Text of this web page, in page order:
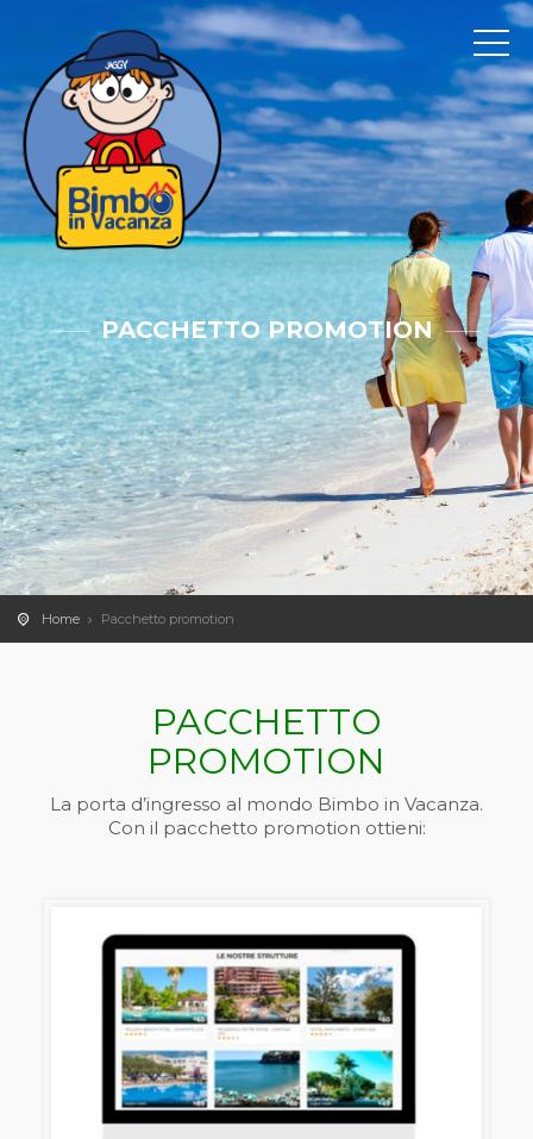
PACCHETTO PROMOTION
Home Pacchetto promotion
PACCHETTO
PROMOTION
La porta d’ingresso al mondo Bimbo in Vacanza.
Con il pacchetto promotion ottieni: